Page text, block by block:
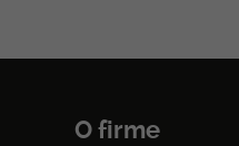
O firme